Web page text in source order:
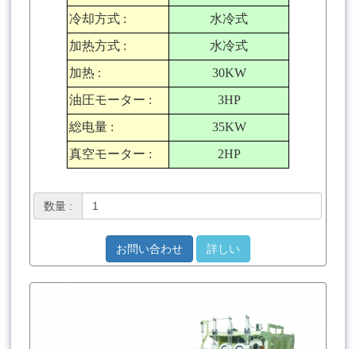
冷却方式 :
水冷式
加热方式 :
水冷式
加热 :
30KW
油圧モーター :
3HP
総电量 :
35KW
真空モーター : 2HP
数量 :
お問い合わせ 詳しい